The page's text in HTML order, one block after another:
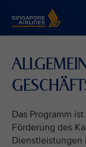
Das Programm
Förderung des
Dienstleistungen